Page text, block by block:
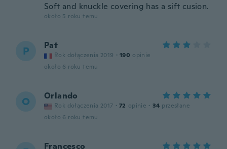
Soft and knuckle covering has a sift cusion.
około 5 roku temu
P Pat
Rok dołączenia 2019 · 190 opinie
około 6 roku temu
O Orlando
Rok dołączenia 2017 · 72 opinie · 34 przesłane
około 6 roku temu
Francesco